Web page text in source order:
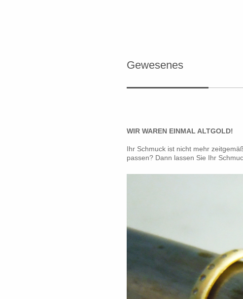
Gewesenes
WIR WAREN EINMAL ALTGOLD!
Ihr Schmuck ist nicht mehr
passen? Dann lassen Sie Ihr